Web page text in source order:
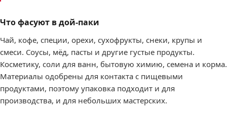
Что фасуют в дой-паки
Чай, кофе, специи, орехи, сухофрукты, снеки, крупы и
смеси. Соусы, мёд, пасты и другие густые продукты.
Косметику, соли для ванн, бытовую химию, семена и корма.
Материалы одобрены для контакта с пищевыми
продуктами, поэтому упаковка подходит и для
производства, и для небольших мастерских.